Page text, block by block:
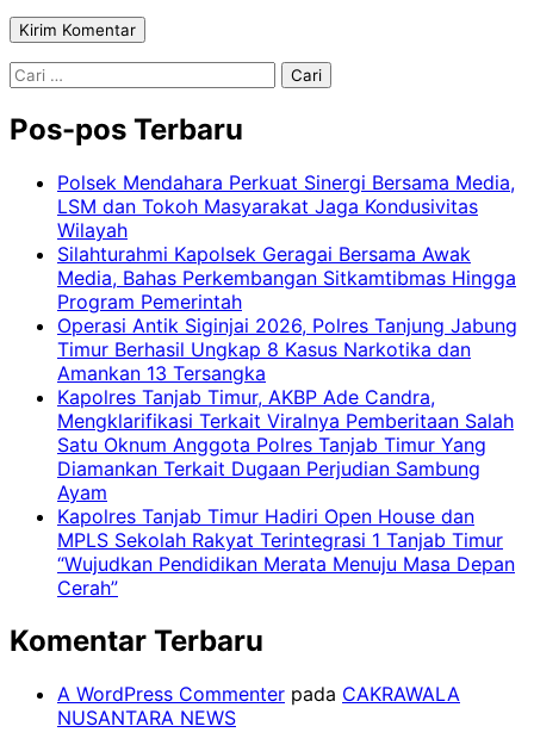
Cari
Pos-pos Terbaru
Polsek Mendahara Perkuat Sinergi Bersama Media,
LSM dan Tokoh Masyarakat Jaga Kondusivitas
Wilayah
Silahturahmi Kapolsek Geragai Bersama Awak
Media, Bahas Perkembangan Sitkamtibmas Hingga
Program Pemerintah
Operasi Antik Siginjai 2026, Polres Tanjung Jabung
Timur Berhasil Ungkap 8 Kasus Narkotika dan
Amankan 13 Tersangka
Kapolres Tanjab Timur, AKBP Ade Candra,
Mengklarifikasi Terkait Viralnya Pemberitaan Salah
Satu Oknum Anggota Polres Tanjab Timur Yang
Diamankan Terkait Dugaan Perjudian Sambung
Ayam
Kapolres Tanjab Timur Hadiri Open House dan
MPLS Sekolah Rakyat Terintegrasi 1 Tanjab Timur
“Wujudkan Pendidikan Merata Menuju Masa Depan
Cerah”
Komentar Terbaru
A WordPress Commenter pada CAKRAWALA
NUSANTARA NEWS